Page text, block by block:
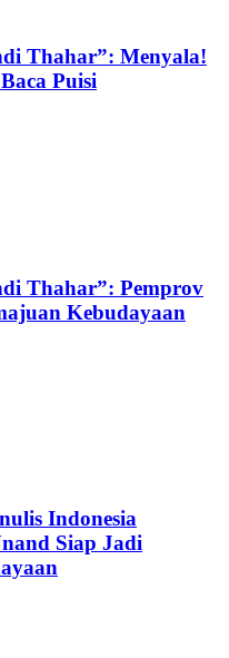
Thahar”: Menyala!
Puisi
Thahar”: Pemprov
Kebudayaan
Indonesia
Siap Jadi